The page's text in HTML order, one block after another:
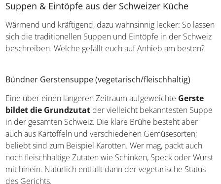
Hotelangebote für die Schweiz
Suppen & Eintöpfe aus der Schweizer Küche
lassen sich die traditionellen Suppen und Eintöpfe in der
Schweiz beschreiben. Welche gefällt euch auf Anhieb am
besten?
Bündner Gerstensuppe (vegetarisch/fleischhaltig)
Eine über einen längeren Zeitraum aufgeweichteGerste
bildet die Grundzutatder vielleicht bekanntesten
Suppe in der gesamten Schweiz. Die klare Brühe besteht